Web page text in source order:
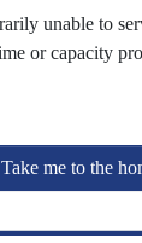
unable to
or capacity
Take me to the